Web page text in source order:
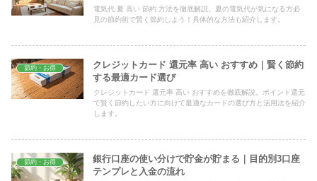
電気代 夏 高い 節約 方法を徹底解説。夏の電気代が気になる方必
見の節約術で賢く節約しよう！具体的な方法も紹介します。
節約・お得
クレジットカード 還元率 高い おすすめ｜賢く節約
する最適カード選び
クレジットカード 還元率 高い おすすめを徹底解説。ポイント還元
で賢く節約したい方に向けて最適なカードの選び方と活用法を紹介
します。
節約・お得
銀行口座の使い分けで貯金が貯まる｜目的別3口座
テンプレと入金の流れ